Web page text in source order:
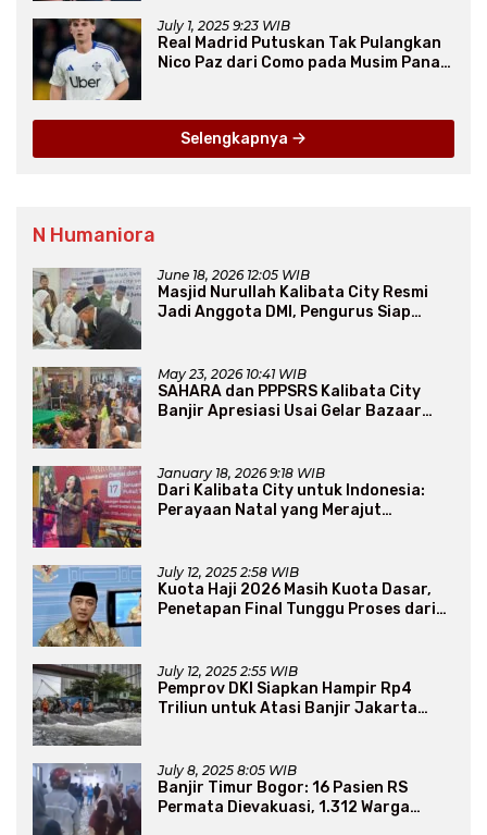
July 1, 2025 9:23 WIB
Real Madrid Putuskan Tak Pulangkan
Nico Paz dari Como pada Musim Panas
Selengkapnya
N Humaniora
June 18, 2026 12:05 WIB
Masjid Nurullah Kalibata City Resmi
Jadi Anggota DMI, Pengurus Siap
May 23, 2026 10:41 WIB
SAHARA dan PPPSRS Kalibata City
Banjir Apresiasi Usai Gelar Bazaar
January 18, 2026 9:18 WIB
Dari Kalibata City untuk Indonesia:
Perayaan Natal yang Merajut
July 12, 2025 2:58 WIB
Kuota Haji 2026 Masih Kuota Dasar,
Penetapan Final Tunggu Proses dari
July 12, 2025 2:55 WIB
Pemprov DKI Siapkan Hampir Rp4
Triliun untuk Atasi Banjir Jakarta
July 8, 2025 8:05 WIB
Banjir Timur Bogor: 16 Pasien RS
Permata Dievakuasi, 1.312 Warga